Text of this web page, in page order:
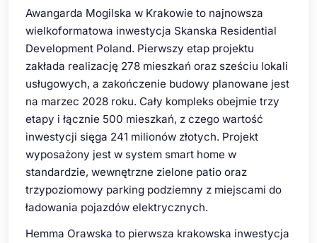
Awangarda Mogilska w Krakowie to najnowsza
wielkoformatowa inwestycja Skanska Residential
Development Poland. Pierwszy etap projektu
zakłada realizację 278 mieszkań oraz sześciu lokali
usługowych, a zakończenie budowy planowane jest
na marzec 2028 roku. Cały kompleks obejmie trzy
etapy i łącznie 500 mieszkań, z czego wartość
inwestycji sięga 241 milionów złotych. Projekt
wyposażony jest w system smart home w
standardzie, wewnętrzne zielone patio oraz
trzypoziomowy parking podziemny z miejscami do
ładowania pojazdów elektrycznych.
Hemma Orawska to pierwsza krakowska inwestycja